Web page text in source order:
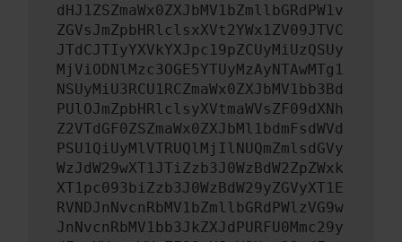
dHJ1ZSZmaWx0ZXJbMV1bZmllbGRdPW1v
ZGVsJmZpbHRlclsxXVt2YWx1ZV09JTVC
JTdCJTIyYXVkYXJpc19pZCUyMiUzQSUy
MjViODNlMzc3OGE5YTUyMzAyNTAwMTg1
NSUyMiU3RCU1RCZmaWx0ZXJbMV1bb3Bd
PUlOJmZpbHRlclsyXVtmaWVsZF09dXNh
Z2VTdGF0ZSZmaWx0ZXJbMl1bdmFsdWVd
PSU1QiUyMlVTRUQlMjIlNUQmZmlsdGVy
WzJdW29wXT1JTiZzb3J0WzBdW2ZpZWxk
XT1pc093biZzb3J0WzBdW29yZGVyXT1E
RVNDJnNvcnRbMV1bZmllbGRdPWlzVG9w
JnNvcnRbMV1bb3JkZXJdPURFU0Mmc29y